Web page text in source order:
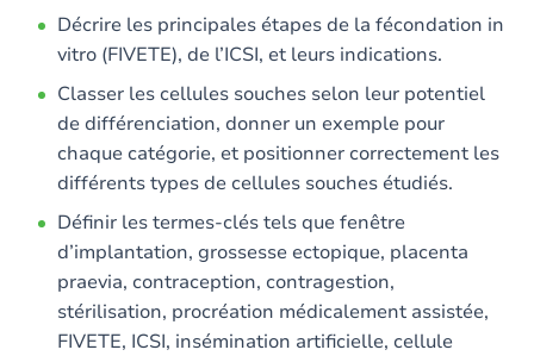
Décrire les principales étapes de la fécondation in
vitro (FIVETE), de l’ICSI, et leurs indications.
Classer les cellules souches selon leur potentiel
de différenciation, donner un exemple pour
chaque catégorie, et positionner correctement les
différents types de cellules souches étudiés.
Définir les termes-clés tels que fenêtre
d’implantation, grossesse ectopique, placenta
praevia, contraception, contragestion,
stérilisation, procréation médicalement assistée,
FIVETE, ICSI, insémination artificielle, cellule